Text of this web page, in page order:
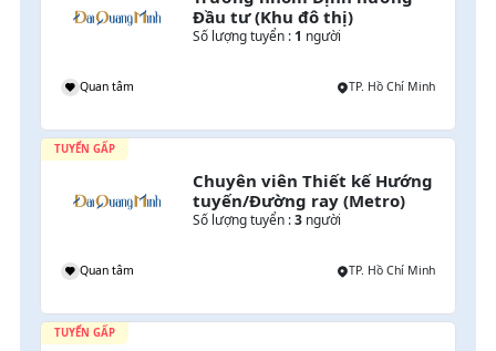
Đầu tư (Khu đô thị)
Số lượng tuyển : 1 người
Quan tâm TP. Hồ Chí Minh
Chuyên viên Thiết kế Hướng
tuyến/Đường ray (Metro)
Số lượng tuyển :3người
Quan tâm TP. Hồ Chí Minh
TUYỂN GẤP
TUYỂN GẤP